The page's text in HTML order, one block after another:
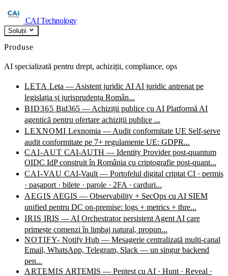
CAI Technology
Soluții
Produse
AI specializată pentru drept, achiziții, compliance, ops
LETA Leta — Asistent juridic AI AI juridic antrenat pe
legislația și jurisprudența Român...
BID365 Bid365 — Achiziții publice cu AI Platformă AI
agentică pentru ofertare achiziții publice ...
LEXNOMI Lexnomia — Audit conformitate UE Self-serve
audit conformitate pe 7+ regulamente UE: GDPR...
CAI-AUT CAI-AUTH — Identity Provider post-quantum
OIDC IdP construit în România cu criptografie post-quant...
CAI-VAU CAI-Vault — Portofelul digital criptat CI · permis
· pașaport · bilete · parole · 2FA · carduri...
AEGIS AEGIS — Observability + SecOps cu AI SIEM
unified pentru DC on-premise: logs + metrics + thre...
IRIS IRIS — AI Orchestrator persistent Agent AI care
primește comenzi în limbaj natural, propun...
NOTIFY- Notify Hub — Mesagerie centralizată multi-canal
Email, WhatsApp, Telegram, Slack — un singur backend
pen...
ARTEMIS ARTEMIS — Pentest cu AI · Hunt · Reveal ·